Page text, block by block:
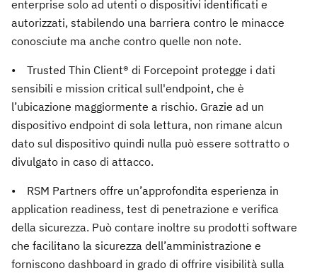
enterprise solo ad utenti o dispositivi identificati e
autorizzati, stabilendo una barriera contro le minacce
conosciute ma anche contro quelle non note.
• Trusted Thin Client® di Forcepoint protegge i dati
sensibili e mission critical sull'endpoint, che è
l’ubicazione maggiormente a rischio. Grazie ad un
dispositivo endpoint di sola lettura, non rimane alcun
dato sul dispositivo quindi nulla può essere sottratto o
divulgato in caso di attacco.
• RSM Partners offre un’approfondita esperienza in
application readiness, test di penetrazione e verifica
della sicurezza. Può contare inoltre su prodotti software
che facilitano la sicurezza dell’amministrazione e
forniscono dashboard in grado di offrire visibilità sulla